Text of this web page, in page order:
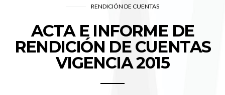
RENDICIÓN DE CUENTAS
ACTA E INFORME DE
RENDICIÓN DE CUENTAS
VIGENCIA 2015